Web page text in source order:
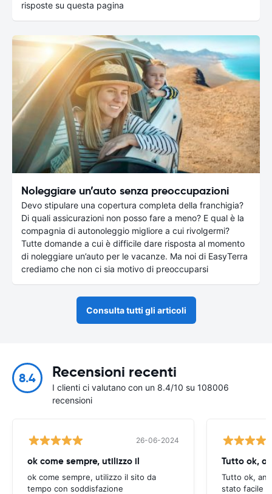
risposte su questa pagina
Noleggiare un’auto senza preoccupazioni
Devo stipulare una copertura completa della franchigia?
Di quali assicurazioni non posso fare a meno? E qual è la
compagnia di autonoleggio migliore a cui rivolgermi?
Tutte domande a cui è difficile dare risposta al momento
di noleggiare un’auto per le vacanze. Ma noi di EasyTerra
crediamo che non ci sia motivo di preoccuparsi
Consulta tutti gli articoli
8.4 Recensioni recenti
I clienti ci valutano con un 8.4/10 su 108006
recensioni
26-06-2024
ok come sempre, utilizzo il
ok come sempre, utilizzo il sito da
tempo con soddisfazione
Tutto ok,
Tutto ok,
stato facile